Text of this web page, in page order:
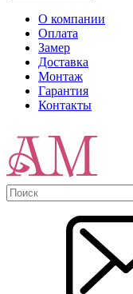
О компании
Оплата
Замер
Доставка
Монтаж
Гарантия
Контакты